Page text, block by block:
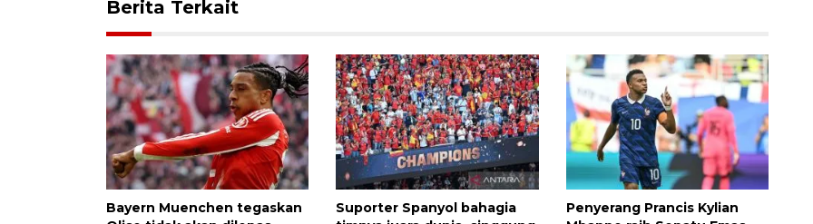
Berita Terkait
Bayern Muenchen tegaskan
Suporter Spanyol bahagia
Penyerang Prancis Kylian